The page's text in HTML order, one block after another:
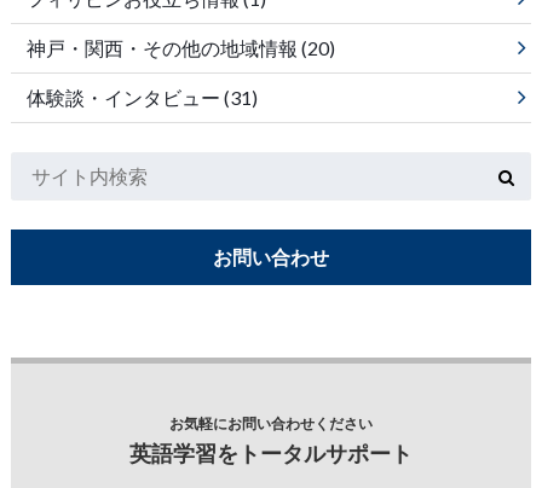
神戸・関西・その他の地域情報 (20)
体験談・インタビュー (31)
お問い合わせ
お気軽にお問い合わせください
英語学習をトータルサポート